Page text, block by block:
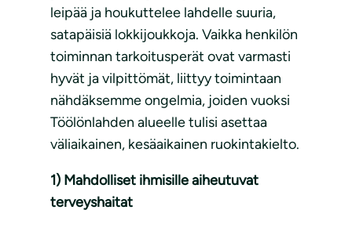
leipää ja houkuttelee lahdelle suuria,
satapäisiä lokkijoukkoja. Vaikka henkilön
toiminnan tarkoitusperät ovat varmasti
hyvät ja vilpittömät, liittyy toimintaan
nähdäksemme ongelmia, joiden vuoksi
Töölönlahden alueelle tulisi asettaa
väliaikainen, kesäaikainen ruokintakielto.
1) Mahdolliset ihmisille aiheutuvat
terveyshaitat